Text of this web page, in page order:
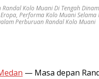
Randal Kolo Muani Di Tengah
, Performa Kolo Muani
Perburuan Randal Kolo Muani
— Masa depan